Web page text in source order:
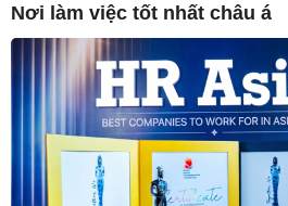
nơi làm việc tốt nhất châu á